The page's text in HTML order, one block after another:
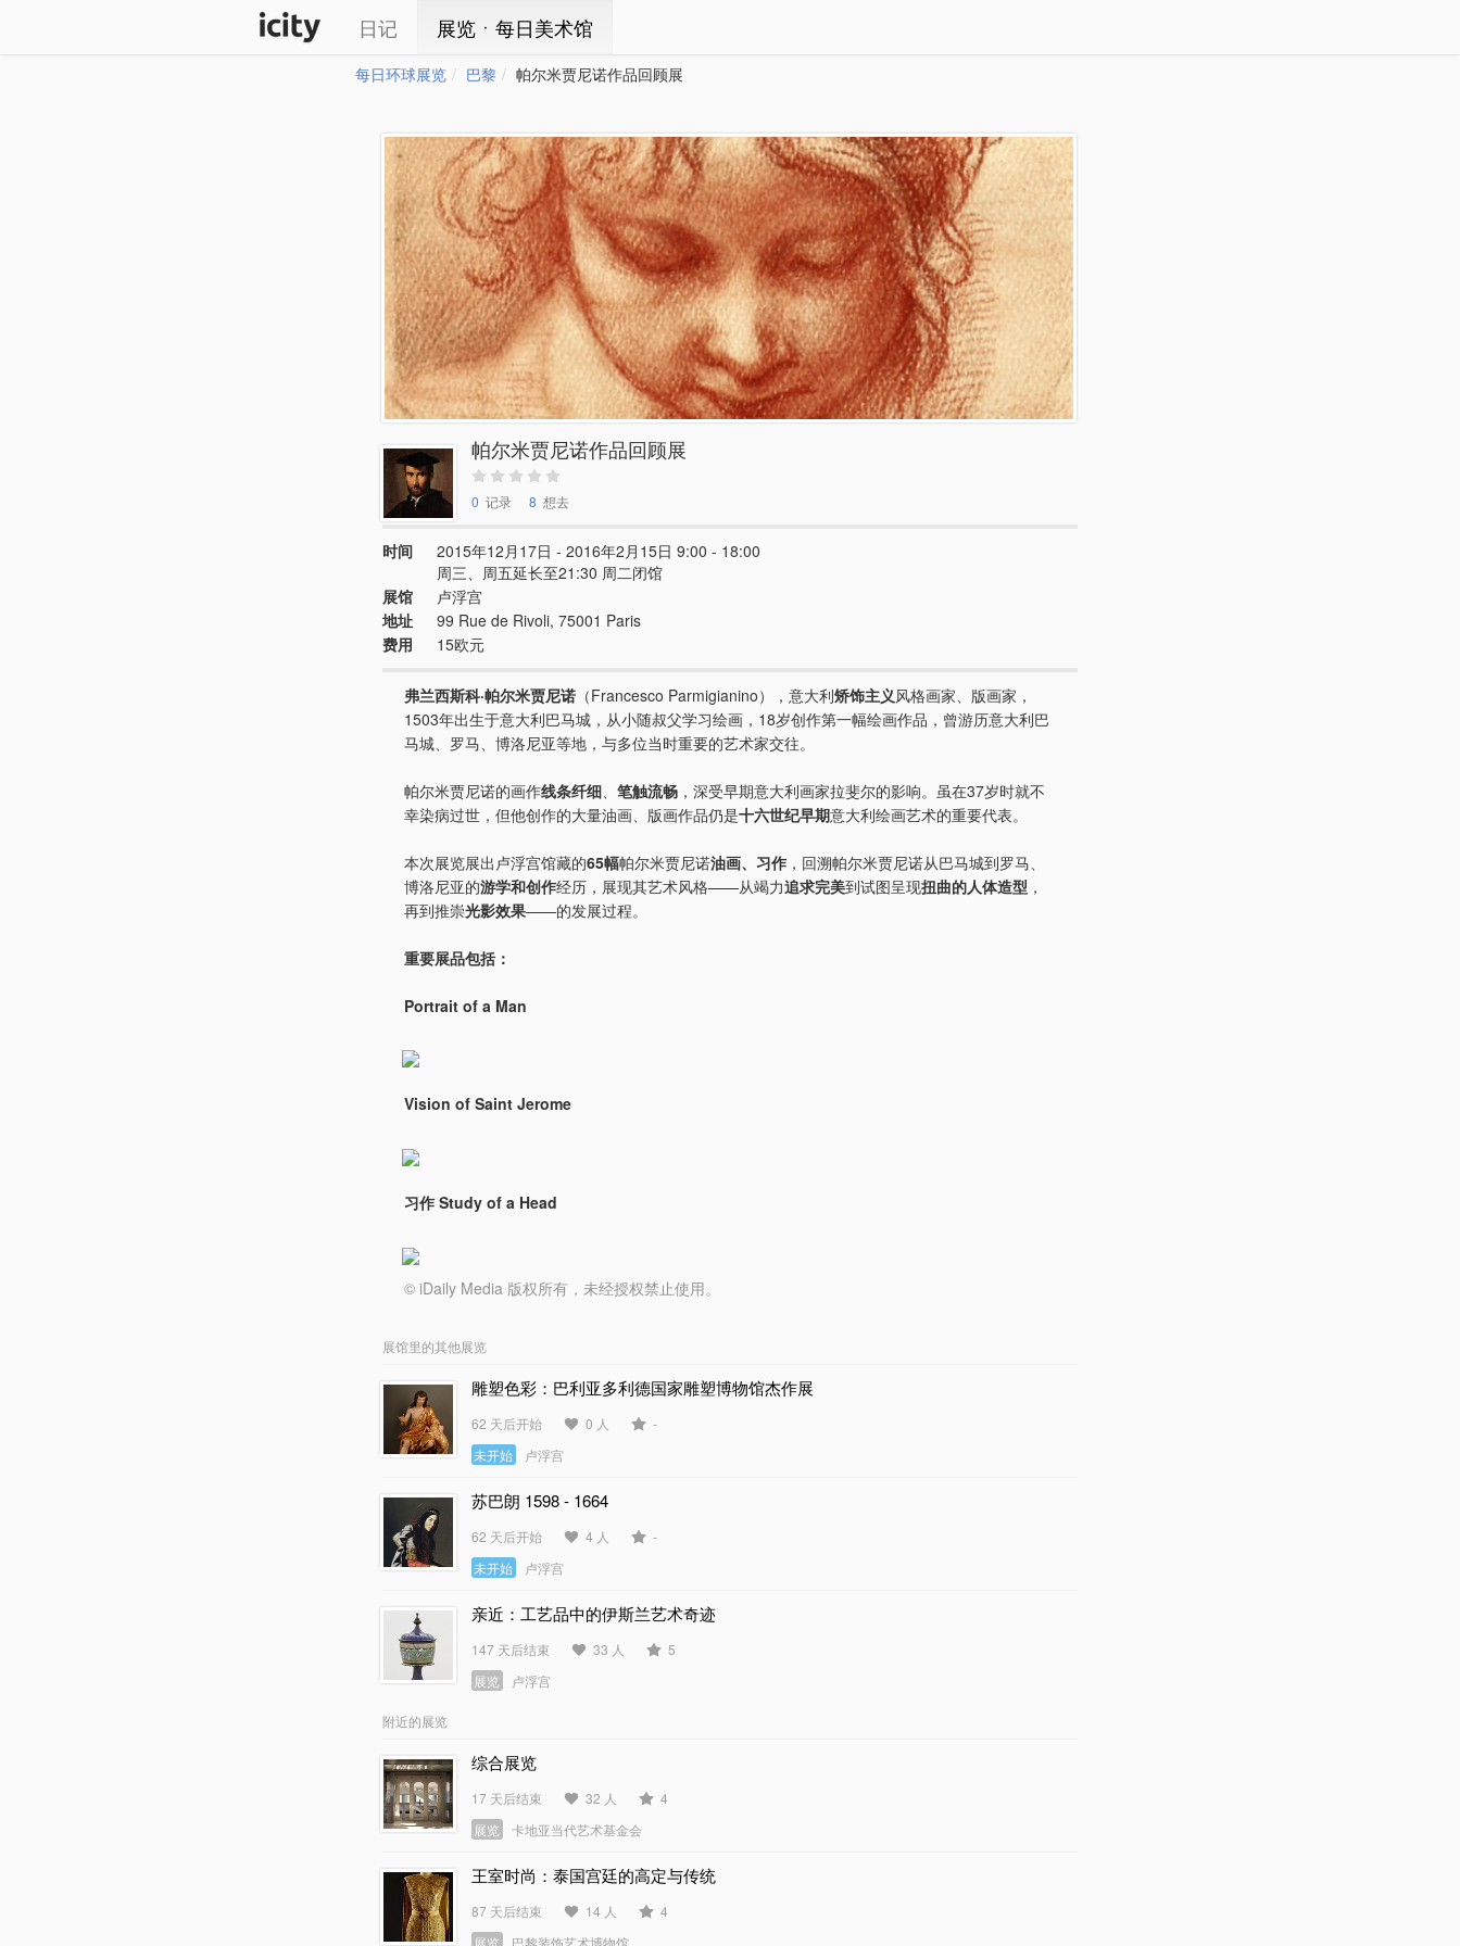
日记 展览ㆍ每日美术馆
每日环球展览 巴黎 帕尔米贾尼诺作品回顾展
帕尔米贾尼诺作品回顾展
0 记录 8 想去
时间
2015年12月17日 - 2016年2月15日 9:00 - 18:00
周三、周五延长至21:30 周二闭馆
展馆
卢浮宫
地址
99 Rue de Rivoli, 75001 Paris
费用
15欧元
弗兰西斯科·帕尔米贾尼诺 （Francesco Parmigianino），意大利矫饰主义 风格画家、版画家，
1503年出生于意大利巴马城，从小随叔父学习绘画，18岁创作第一幅绘画作品，曾游历意大利巴
马城、罗马、博洛尼亚等地，与多位当时重要的艺术家交往。
帕尔米贾尼诺的画作线条纤细 笔触流畅 ，深受早期意大利画家拉斐尔的影响。虽在37岁时就不
幸染病过世，但他创作的大量油画、版画作品仍是十六世纪早期意大利绘画艺术的重要代表。
本次展览展出卢浮宫馆藏的65幅帕尔米贾尼诺油画、习作 ，回溯帕尔米贾尼诺从巴马城到罗马、
博洛尼亚的游学和创作经历，展现其艺术风格——从竭力追求完美到试图呈现扭曲的人体造型 ，
再到推崇光影效果——的发展过程。
重要展品包括：
Portrait of a Man
Vision of Saint Jerome
习作 Study of a Head
© iDaily Media 版权所有，未经授权禁止使用。
展馆里的其他展览
雕塑色彩：巴利亚多利德国家雕塑博物馆杰作展
62 天后开始 0 人
-
未开始
卢浮宫
苏巴朗 1598 - 1664
62 天后开始 4 人
-
未开始
卢浮宫
亲近：工艺品中的伊斯兰艺术奇迹
147 天后结束 33 人
5
展览
卢浮宫
附近的展览
综合展览
17 天后结束 32 人
4
展览
卡地亚当代艺术基金会
王室时尚：泰国宫廷的高定与传统
87 天后结束 14 人
4
展览
巴黎装饰艺术博物馆